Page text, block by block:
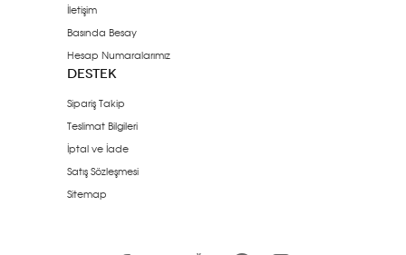
İletişim
Basında Besay
Hesap Numaralarımız
DESTEK
Sipariş Takip
Teslimat Bilgileri
İptal ve İade
Satış Sözleşmesi
Sitemap